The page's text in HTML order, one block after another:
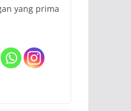
yang prima